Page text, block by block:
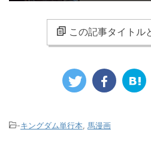
この記事タイトル
-キングダム単行本 馬漫画